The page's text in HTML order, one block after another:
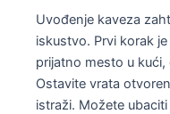
Uvođenje kaveza
iskustvo. Prvi korak
prijatno mesto u
Ostavite vrata
istraži. Možete